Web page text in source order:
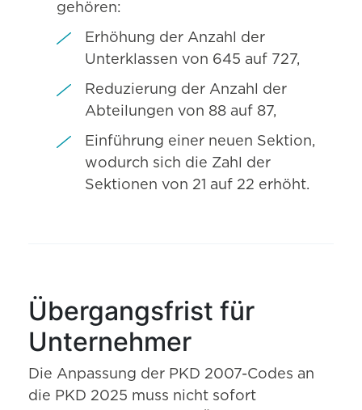
gehören:
Erhöhung der Anzahl der
Unterklassen von 645 auf 727,
Reduzierung der Anzahl der
Abteilungen von 88 auf 87,
Einführung einer neuen Sektion,
wodurch sich die Zahl der
Sektionen von 21 auf 22 erhöht.
Übergangsfrist für
Unternehmer
Die Anpassung der PKD 2007-Codes an
die PKD 2025 muss nicht sofort